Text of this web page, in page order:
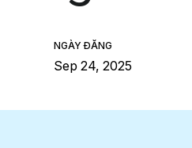
NGÀY ĐĂNG
Sep 24, 2025